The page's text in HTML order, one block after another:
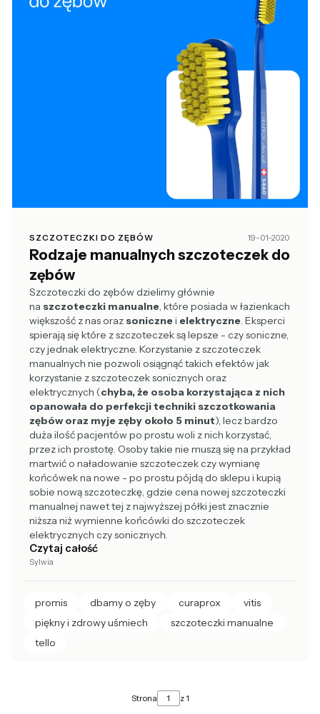
SZCZOTECZKI DO ZĘBÓW 19-01-2020
Rodzaje manualnych szczoteczek do
zębów
Szczoteczki do zębów dzielimy głównie
na szczoteczki manualne, które posiada w łazienkach
większość z nas oraz sonicznei elektryczne. Eksperci
spierają się które z szczoteczek są lepsze - czy soniczne,
czy jednak elektryczne. Korzystanie z szczoteczek
manualnych nie pozwoli osiągnąć takich efektów jak
korzystanie z szczoteczek sonicznych oraz
elektrycznych (chyba, że osoba korzystająca z nich
opanowała do perfekcji techniki szczotkowania
zębów oraz myje zęby około 5 minut), lecz bardzo
duża ilość pacjentów po prostu woli z nich korzystać,
przez ich prostotę. Osoby takie nie muszą się na przykład
martwić o naładowanie szczoteczek czy wymianę
końcówek na nowe - po prostu pójdą do sklepu i kupią
sobie nową szczoteczkę, gdzie cena nowej szczoteczki
manualnej nawet tej z najwyższej półki jest znacznie
niższa niż wymienne końcówki do szczoteczek
elektrycznych czy sonicznych.
Czytaj całość
Sylwia
promis dbamy o zęby curaprox
vitis
piękny i zdrowy uśmiech
szczoteczki manualne
tello
Strona z 1